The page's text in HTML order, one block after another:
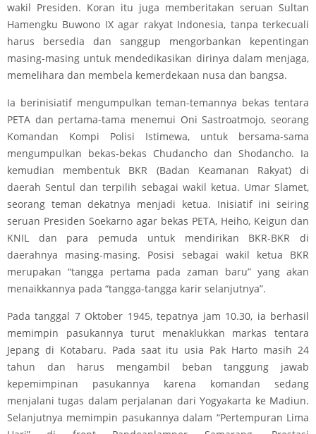
wakil Presiden. Koran itu juga memberitakan seruan Sultan
Hamengku Buwono IX agar rakyat Indonesia, tanpa terkecuali
harus bersedia dan sanggup mengorbankan kepentingan
masing-masing untuk mendedikasikan dirinya dalam menjaga,
memelihara dan membela kemerdekaan nusa dan bangsa.
Ia berinisiatif mengumpulkan teman-temannya bekas tentara
PETA dan pertama-tama menemui Oni Sastroatmojo, seorang
Komandan Kompi Polisi Istimewa, untuk bersama-sama
mengumpulkan bekas-bekas Chudancho dan Shodancho. Ia
kemudian membentuk BKR (Badan Keamanan Rakyat) di
daerah Sentul dan terpilih sebagai wakil ketua. Umar Slamet,
seorang teman dekatnya menjadi ketua. Inisiatif ini seiring
seruan Presiden Soekarno agar bekas PETA, Heiho, Keigun dan
KNIL dan para pemuda untuk mendirikan BKR-BKR di
daerahnya masing-masing. Posisi sebagai wakil ketua BKR
merupakan “tangga pertama pada zaman baru” yang akan
menaikkannya pada “tangga-tangga karir selanjutnya”.
Pada tanggal 7 Oktober 1945, tepatnya jam 10.30, ia berhasil
memimpin pasukannya turut menaklukkan markas tentara
Jepang di Kotabaru. Pada saat itu usia Pak Harto masih 24
tahun dan harus mengambil beban tanggung jawab
kepemimpinan pasukannya karena komandan sedang
menjalani tugas dalam perjalanan dari Yogyakarta ke Madiun.
Selanjutnya memimpin pasukannya dalam “Pertempuran Lima